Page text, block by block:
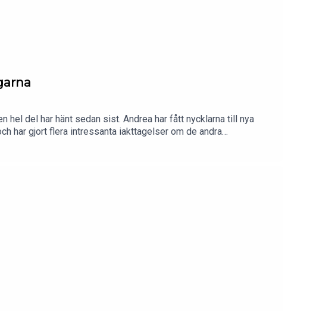
hel del har hänt sedan sist. Andrea har fått nycklarna till nya
har gjort flera intressanta iakttagelser om de andra